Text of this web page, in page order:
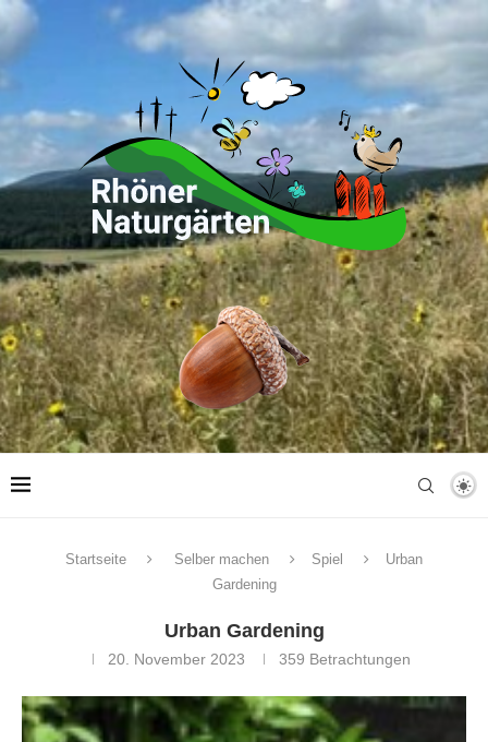
Startseite Selber machen Spiel
Urban
Gardening
Urban Gardening
20. November 2023 359 Betrachtungen